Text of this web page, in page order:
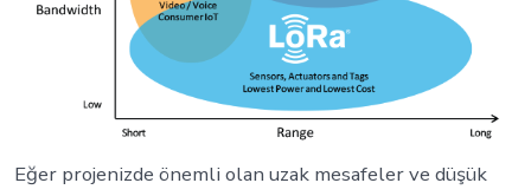
Eğer projenizde önemli olan uzak mesafeler ve düşük